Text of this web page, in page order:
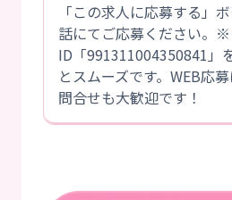
「この求人に応募する」
話にてご応募ください。
ID「991311004350841」
とスムーズです。WEB応
問合せも大歓迎です！